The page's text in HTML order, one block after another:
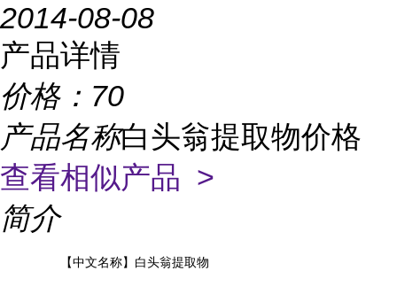
2014-08-08
产品详情
价格： 70
产品名称白头翁提取物价格
查看相似产品 >
简介
【中文名称】白头翁提取物